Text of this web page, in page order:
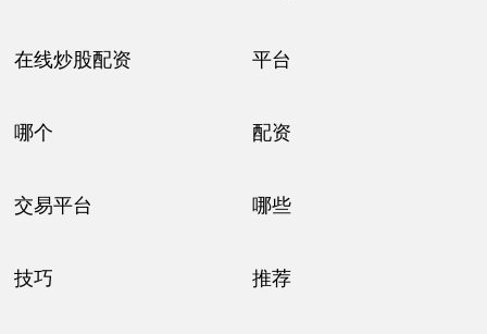
在线炒股配资 平台
哪个 配资
交易平台 哪些
技巧 推荐